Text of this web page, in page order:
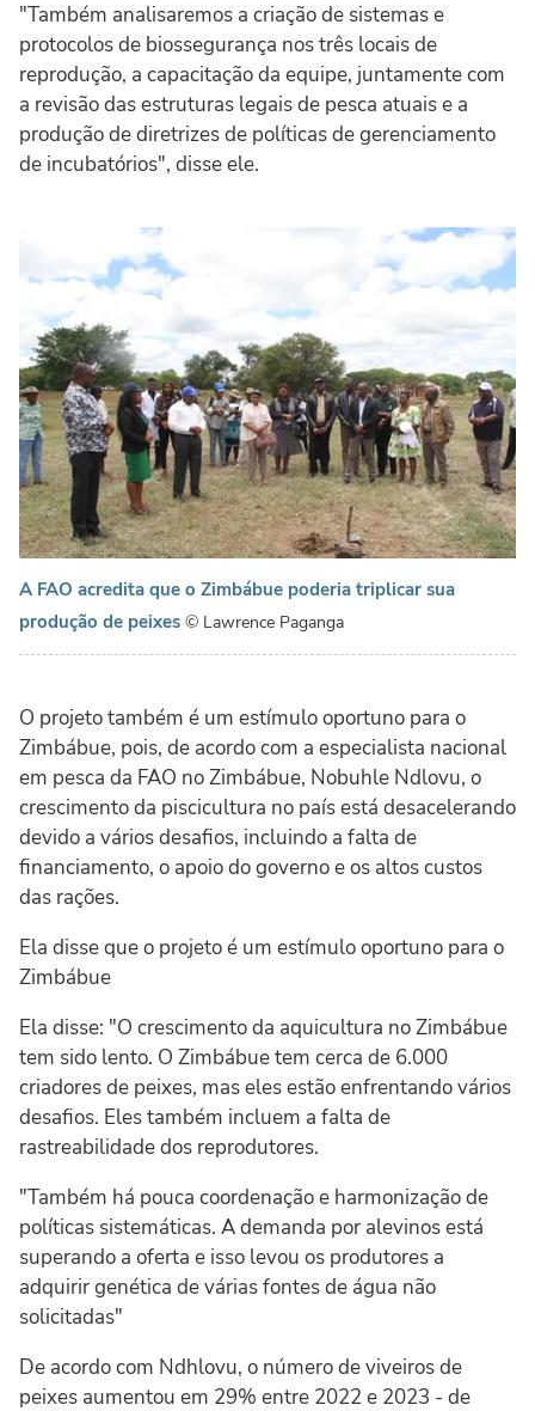
"Também analisaremos a criação de sistemas e
protocolos de biossegurança nos três locais de
reprodução, a capacitação da equipe, juntamente com
a revisão das estruturas legais de pesca atuais e a
produção de diretrizes de políticas de gerenciamento
de incubatórios", disse ele.
A FAO acredita que o Zimbábue poderia triplicar sua
produção de peixes © Lawrence Paganga
O projeto também é um estímulo oportuno para o
Zimbábue, pois, de acordo com a especialista nacional
em pesca da FAO no Zimbábue, Nobuhle Ndlovu, o
crescimento da piscicultura no país está desacelerando
devido a vários desafios, incluindo a falta de
financiamento, o apoio do governo e os altos custos
das rações.
Ela disse que o projeto é um estímulo oportuno para o
Zimbábue
Ela disse: "O crescimento da aquicultura no Zimbábue
tem sido lento. O Zimbábue tem cerca de 6.000
criadores de peixes, mas eles estão enfrentando vários
desafios. Eles também incluem a falta de
rastreabilidade dos reprodutores.
"Também há pouca coordenação e harmonização de
políticas sistemáticas. A demanda por alevinos está
superando a oferta e isso levou os produtores a
adquirir genética de várias fontes de água não
solicitadas"
De acordo com Ndhlovu, o número de viveiros de
peixes aumentou em 29% entre 2022 e 2023 - de